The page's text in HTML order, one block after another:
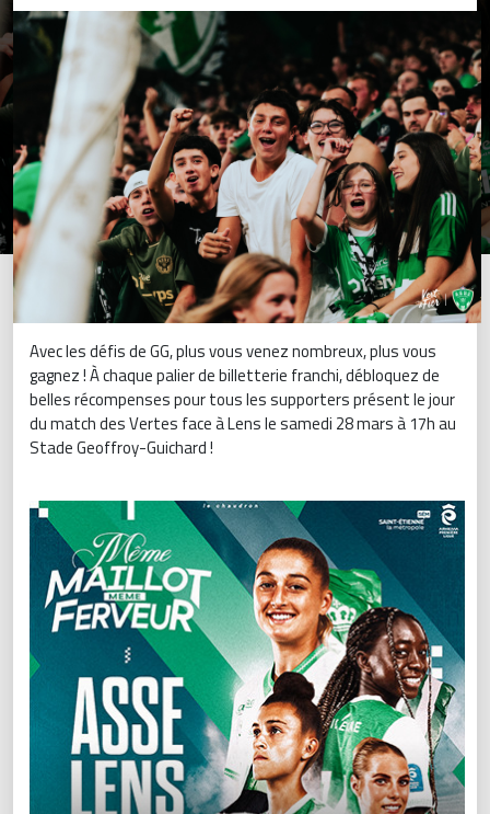
Avec les défis de GG, plus vous venez nombreux, plus vous
gagnez ! À chaque palier de billetterie franchi, débloquez de
belles récompenses pour tous les supporters présent le jour
du match des Vertes face à Lens le samedi 28 mars à 17h au
Stade Geoffroy-Guichard !